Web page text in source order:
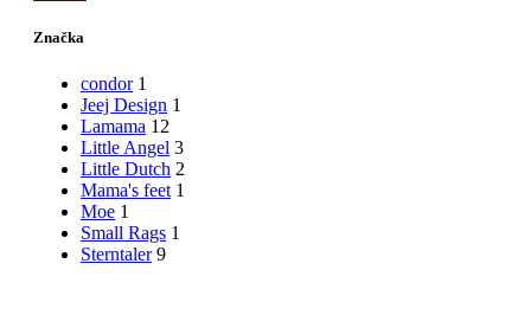
Značka
condor 1
Jeej Design 1
Lamama 12
Little Angel 3
Little Dutch 2
Mama's feet 1
Moe 1
Small Rags 1
Sterntaler 9